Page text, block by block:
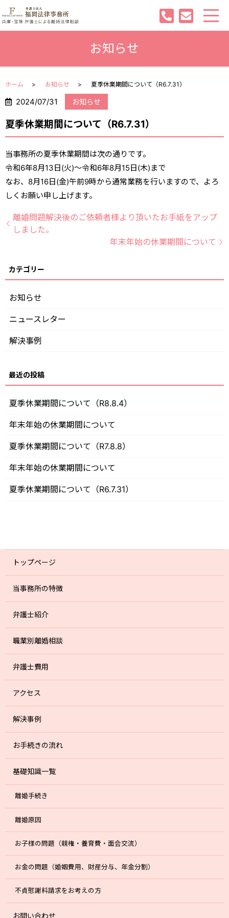
お知らせ
ホーム お知らせ 夏季休業期間について（R6.7.31）
2024/07/31 お知らせ
夏季休業期間について（R6.7.31）
当事務所の夏季休業期間は次の通りです。
令和6年8月13日(火)～令和6年8月15日(木)まで
なお、8月16日(金)午前9時から通常業務を行いますので、よろ
しくお願い申し上げます。
離婚問題解決後のご依頼者様より頂いたお手紙をアップ
しました。
年末年始の休業期間について
お知らせ
ニュースレター
解決事例
夏季休業期間について（R8.8.4）
年末年始の休業期間について
夏季休業期間について（R7.8.8）
年末年始の休業期間について
夏季休業期間について（R6.7.31）
トップページ
当事務所の特徴
弁護士紹介
職業別離婚相談
弁護士費用
アクセス
解決事例
お手続きの流れ
基礎知識一覧
離婚手続き
離婚原因
お子様の問題（親権・養育費・面会交流）
お金の問題（婚姻費用、財産分与、年金分割）
不貞慰謝料請求をお考えの方
お問い合わせ